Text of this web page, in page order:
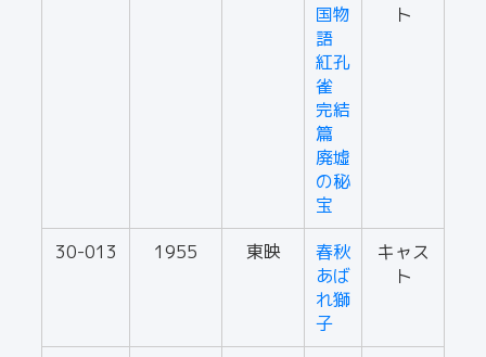
国物
語
紅孔
雀
完結
篇
廃墟
の秘
宝
ト
30-013 1955 東映
春秋
あば
れ獅
子
キャス
ト